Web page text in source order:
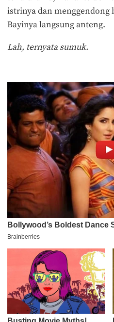
istrinya dan menggendong
Bayinya langsung anteng.
Lah, ternyata sumuk.